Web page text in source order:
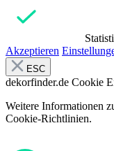
Akzeptieren
ESC
dekorfinder.de Cookie
Weitere Informationen
Cookie-Richtlinien.